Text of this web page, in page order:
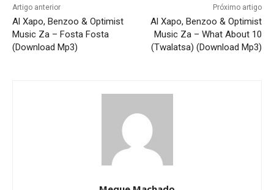
Artigo anterior
Al Xapo, Benzoo & Optimist
Music Za – Fosta Fosta
(Download Mp3)
Próximo artigo
Al Xapo, Benzoo & Optimist
Music Za – What About 10
(Twalatsa) (Download Mp3)